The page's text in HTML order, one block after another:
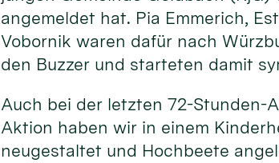
angemeldet hat. Pia Emmerich,
Vobornik waren dafür nach
den Buzzer und starteten damit
Auch bei der letzten 72-Stunden-
Aktion haben wir in einem
neugestaltet und Hochbeete